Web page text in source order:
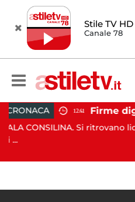
Stile TV HD
Canale 78
12:41
Si ritrovano liquidatori e